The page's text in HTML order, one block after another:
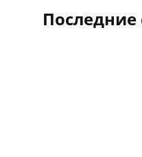
Последние